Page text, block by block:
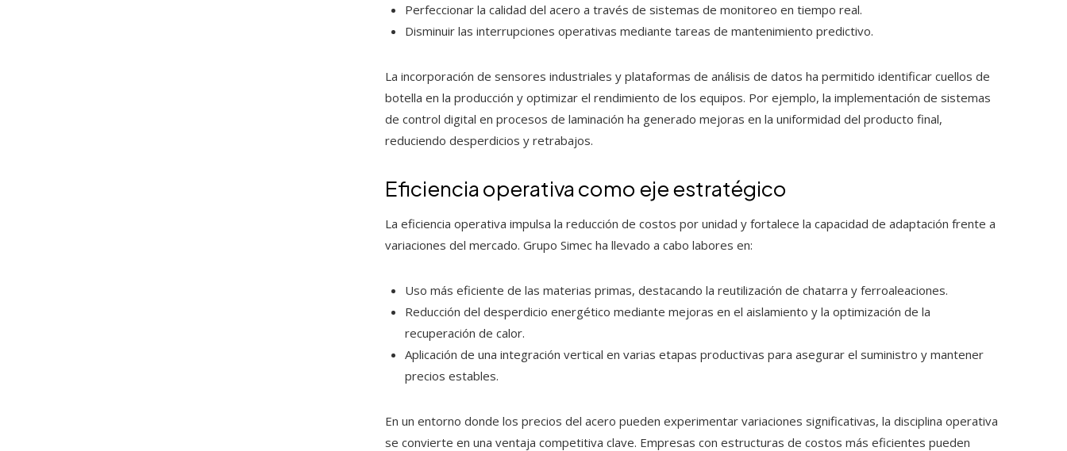
Perfeccionar la calidad del acero a través de sistemas de monitoreo en tiempo real.
Disminuir las interrupciones operativas mediante tareas de mantenimiento predictivo.
La incorporación de sensores industriales y plataformas de análisis de datos ha permitido identificar cuellos de
botella en la producción y optimizar el rendimiento de los equipos. Por ejemplo, la implementación de sistemas
de control digital en procesos de laminación ha generado mejoras en la uniformidad del producto final,
reduciendo desperdicios y retrabajos.
Eficiencia operativa como eje estratégico
La eficiencia operativa impulsa la reducción de costos por unidad y fortalece la capacidad de adaptación frente a
variaciones del mercado. Grupo Simec ha llevado a cabo labores en:
Uso más eficiente de las materias primas, destacando la reutilización de chatarra y ferroaleaciones.
Reducción del desperdicio energético mediante mejoras en el aislamiento y la optimización de la
recuperación de calor.
Aplicación de una integración vertical en varias etapas productivas para asegurar el suministro y mantener
precios estables.
En un entorno donde los precios del acero pueden experimentar variaciones significativas, la disciplina operativa
se convierte en una ventaja competitiva clave. Empresas con estructuras de costos más eficientes pueden